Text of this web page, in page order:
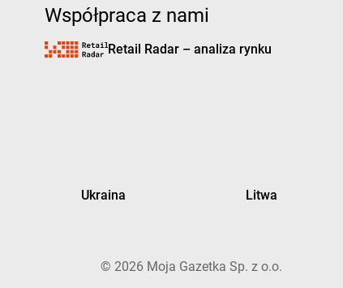
Współpraca z nami
Retail Radar – analiza rynku
Ukraina Litwa
© 2026 Moja Gazetka Sp. z o.o.